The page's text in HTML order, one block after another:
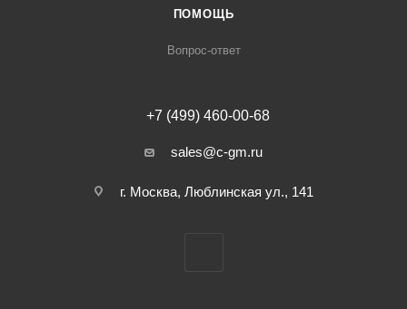
ПОМОЩЬ
Вопрос-ответ
+7 (499) 460-00-68
sales@c-gm.ru
г. Москва, Люблинская ул., 141